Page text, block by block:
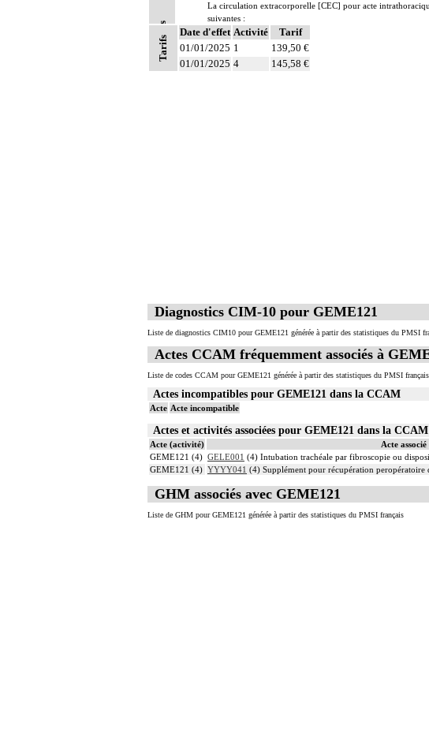
Notes
6
La circulation extracorporelle [CEC] pour acte
suivantes :
- décision de l'indication et choix de la technique
- pose et ablation des canules
- choix du niveau d'hypothermie
- choix du débit de CEC
Tarifs
Date d'effet Activité
Tarif
01/01/2025 1
139,50 €
01/01/2025 4 145,58 €
Diagnostics CIM-10 pour GEME121
Liste de diagnostics CIM10 pour GEME121 générée à partir des statistiques du PMSI
Actes CCAM fréquemment associés à
Liste de codes CCAM pour GEME121 générée à partir des statistiques du PMSI français
Actes incompatibles pour GEME121 dans la CCAM
Acte Acte incompatible
Actes et activités associées pour GEME121 dans la CCAM
Acte (activité)
Acte
GEME121 (4) GELE001 (4) Intubation trachéale par fibroscopie ou
GEME121 (4) YYYY041 (4) Supplément pour récupération peropératoire
GHM associés avec GEME121
Liste de GHM pour GEME121 générée à partir des statistiques du PMSI français